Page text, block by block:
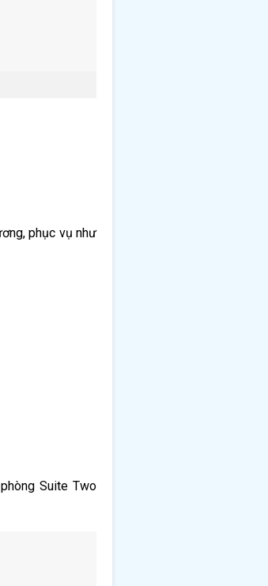
phục vụ như
Suite Two